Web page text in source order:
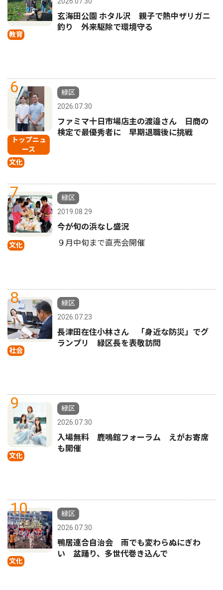
教育
玄海田公園 ホタル沢 親子で熱中ザリガニ
釣り 外来駆除で環境守る
6
トップニュ
ース
文化
緑区
2026.07.30
ファミマ十日市場店主の渡邉さん 日商の
検定で最優秀者に 早期退職後に挑戦
7
文化
緑区
2019.08.29
今が旬の浜なし盛況
９月中旬まで直売会開催
8
社会
緑区
2026.07.23
長津田在住小林さん 「身近な防災」でグ
ランプリ 緑区長を表敬訪問
9
文化
緑区
2026.07.30
入場無料 鹿鳴館フォーラム えがお寄席
も開催
10
文化
緑区
2026.07.30
鴨居連合自治会 雨でも変わらぬにぎわ
い 盆踊り、多世代巻き込んで